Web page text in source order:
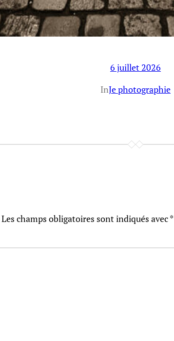
6 juillet 2026
InJe photographie
Les champs obligatoires sont indiqués avec*